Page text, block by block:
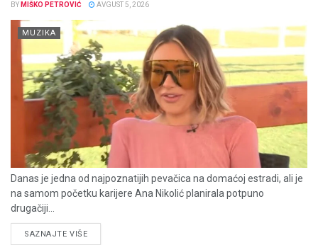
BY MIŠKO PETROVIĆ AVGUST 5, 2026
MUZIKA
Danas je jedna od najpoznatijih pevačica na domaćoj estradi, ali je
na samom početku karijere Ana Nikolić planirala potpuno
drugačiji...
SAZNAJTE VIŠEDETAILS